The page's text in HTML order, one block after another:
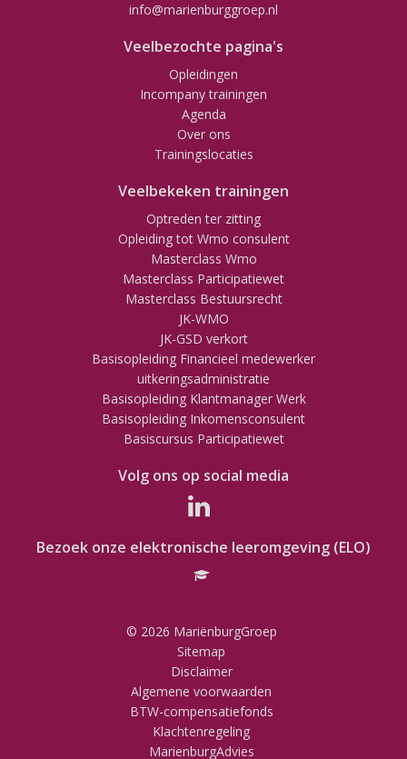
info@marienburggroep.nl
Veelbezochte pagina's
Opleidingen
Incompany trainingen
Agenda
Over ons
Trainingslocaties
Veelbekeken trainingen
Optreden ter zitting
Opleiding tot Wmo consulent
Masterclass Wmo
Masterclass Participatiewet
Masterclass Bestuursrecht
JK-WMO
JK-GSD verkort
Basisopleiding Financieel medewerker
uitkeringsadministratie
Basisopleiding Klantmanager Werk
Basisopleiding Inkomensconsulent
Basiscursus Participatiewet
Volg ons op social media
Bezoek onze elektronische leeromgeving (ELO)
© 2026 MariënburgGroep
Sitemap
Disclaimer
Algemene voorwaarden
BTW-compensatiefonds
Klachtenregeling
MarienburgAdvies